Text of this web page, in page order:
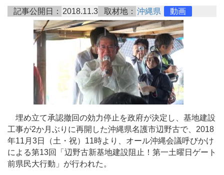
記事公開日： 2018.11.3 取材地： 沖縄県 動画
埋め立て承認撤回の効力停止を政府が決定し、基地建設
工事が2か月ぶりに再開した沖縄県名護市辺野古で、2018
年11月3日（土・祝）11時より、オール沖縄会議呼びかけ
による第13回「辺野古新基地建設阻止！第一土曜日ゲート
前県民大行動」が行われた。